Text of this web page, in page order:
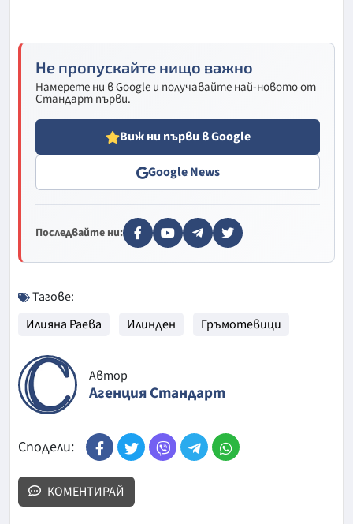
Не пропускайте нищо важно
Намерете ни в Google и получавайте най-новото от
Стандарт първи.
Виж ни първи в Google
Google News
Последвайте ни:
Тагове:
Илияна Раева
Илинден Гръмотевици
Автор
Агенция Стандарт
Сподели:
КОМЕНТИРАЙ